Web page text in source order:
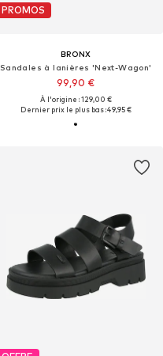
PROMOS
BRONX
Sandales à lanières 'Next-Wagon'
99,90 €
À l'origine : 129,00 €
Dernier prix le plus bas :49,95 €